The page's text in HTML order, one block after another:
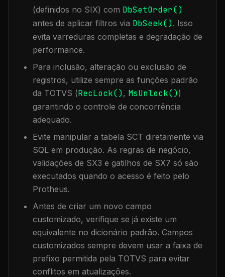
(definidos no SIX) com DbSetOrder()
antes de aplicar filtros via DbSeek(). Isso
evita varreduras completas e degradação de
performance.
Para inclusão, alteração ou exclusão de
registros, utilize sempre as funções padrão
da TOTVS (RecLock(), MsUnlock())
garantindo o controle de concorrência
adequado.
Evite manipular a tabela SCT diretamente via
SQL em produção. As regras de negócio,
validações de SX3 e gatilhos de SX7 só são
executados quando o acesso é feito pelo
Protheus.
Antes de criar um novo campo
customizado, verifique se já existe um
equivalente no dicionário padrão. Campos
customizados sempre devem usar a faixa de
prefixo permitida pela TOTVS para evitar
conflitos em atualizações.